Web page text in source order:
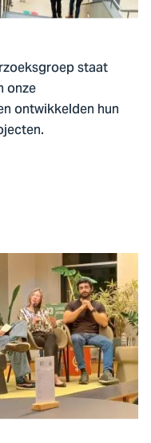
staat
onze
ontwikkelden hun